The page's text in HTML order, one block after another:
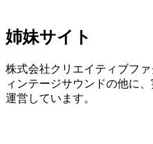
姉妹サイト
株式会社クリエイティブフ
ィンテージサウンドの他に
運営しています。